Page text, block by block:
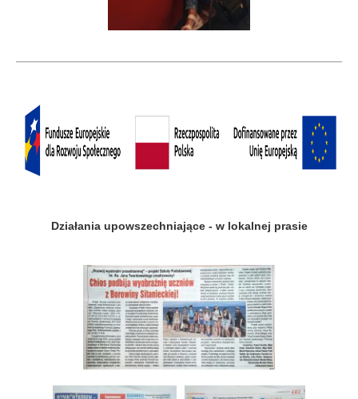
Działania upowszechniające - w lokalnej prasie